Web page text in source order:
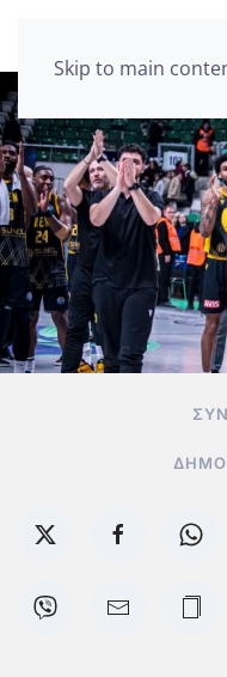
Skip to main